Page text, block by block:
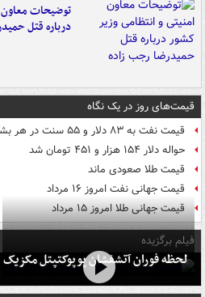
توضیحات معاون
درباره قتل
قیمت‌های روز در یک نگاه
قیمت نفت به ۸۳ دلار و ۵۵ سنت در هر بشکه رسید
حواله دلار ۱۵۴ هزار و ۴۵۱ تومان شد
قیمت طلا صعودی ماند
قیمت جهانی نفت امروز ۱۶ مرداد
قیمت جهانی طلا امروز ۱۵ مرداد
فیلم برگزیده
لحظه فوران آتشفشان پوپوکتپتل مکزیک